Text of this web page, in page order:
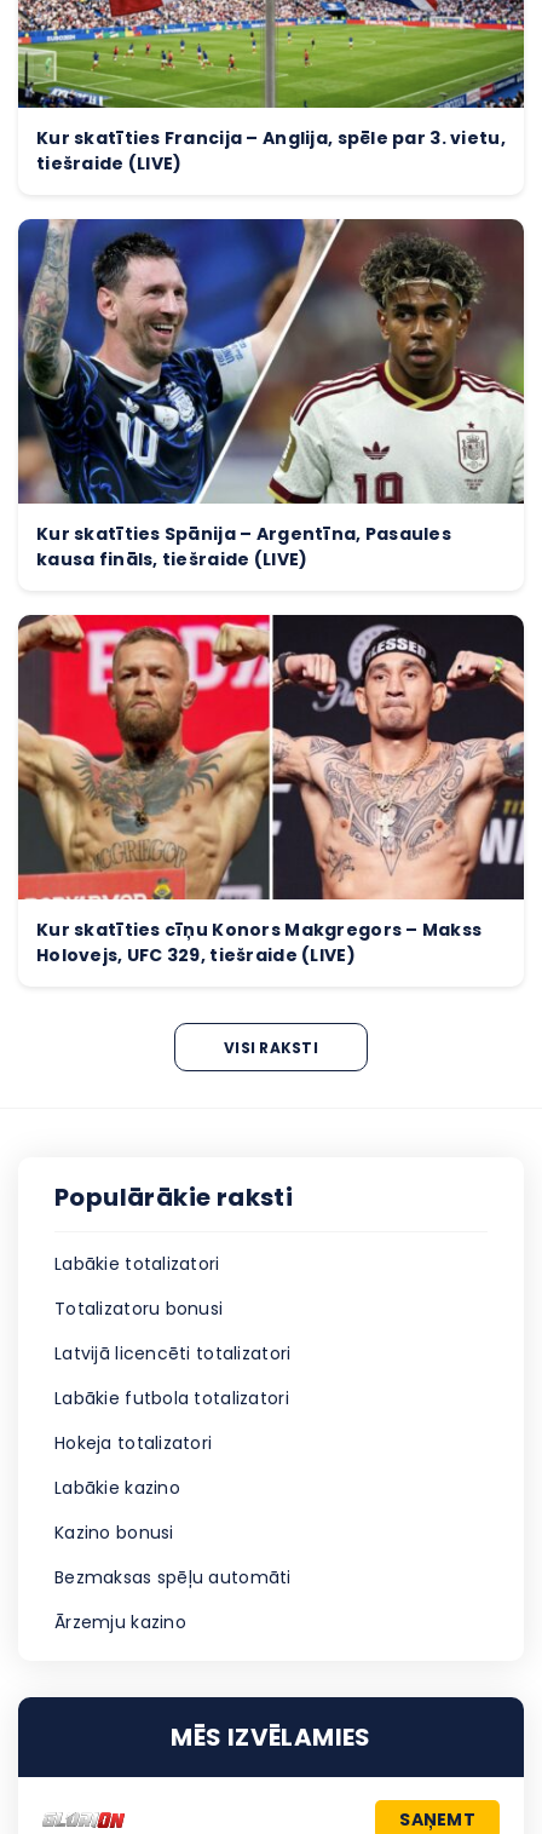
Kur skatīties Francija – Anglija, spēle par 3. vietu,
tiešraide (LIVE)
Kur skatīties Spānija – Argentīna, Pasaules
kausa fināls, tiešraide (LIVE)
Kur skatīties cīņu Konors Makgregors – Makss
Holovejs, UFC 329, tiešraide (LIVE)
VISI RAKSTI
Populārākie raksti
Labākie totalizatori
Totalizatoru bonusi
Latvijā licencēti totalizatori
Labākie futbola totalizatori
Hokeja totalizatori
Labākie kazino
Kazino bonusi
Bezmaksas spēļu automāti
Ārzemju kazino
MĒS IZVĒLAMIES
SAŅEMT